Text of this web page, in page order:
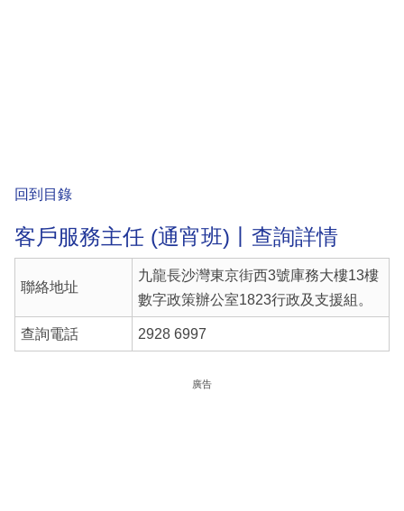
回到目錄
客戶服務主任 (通宵班)丨查詢詳情
聯絡地址
九龍長沙灣東京街西3號庫務大樓13樓
數字政策辦公室1823行政及支援組。
查詢電話 2928 6997
廣告